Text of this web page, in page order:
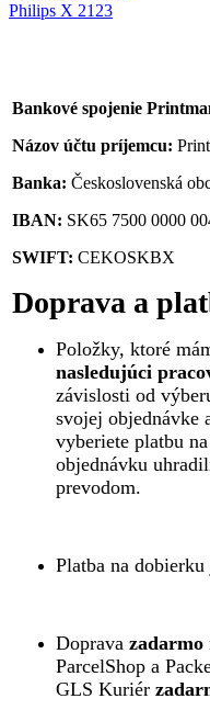
Philips X 2123
Bankové spojenie
Názov účtu príjemcu:
Banka: Československá
IBAN: SK65 7500 0000
SWIFT: CEKOSKBX
Doprava a
Položky, ktoré
nasledujúci
závislosti od
svojej objednávke
vyberiete platbu
objednávku
prevodom.
Platba na
Doprava zadarmo
ParcelShop a
GLS Kuriér